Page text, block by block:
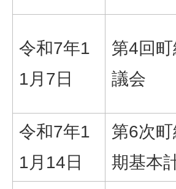
令和7年1
1月7日
第4回
議会
令和7年1
1月14日
第6次
期基本